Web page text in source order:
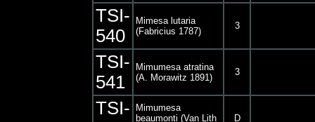
TSI-
540
Mimesa lutaria
(Fabricius 1787)
3
TSI-
541
Mimumesa atratina
(A. Morawitz 1891)
3
TSI-
Mimumesa
beaumonti (Van Lith
D